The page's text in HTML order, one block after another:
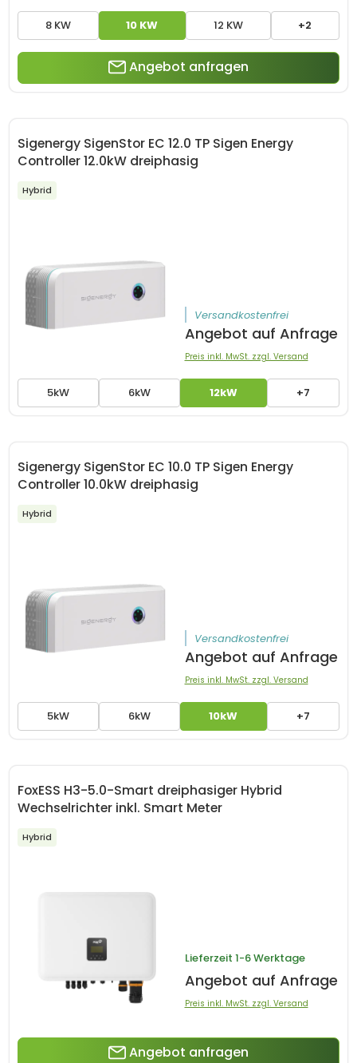
8 KW 10 KW 12 KW +2
Angebot anfragen
Sigenergy SigenStor EC 12.0 TP Sigen Energy
Controller 12.0kW dreiphasig
Hybrid
5kW 6kW 12kW +7
Versandkostenfrei
Angebot auf Anfrage
Preis inkl. MwSt. zzgl. Versand
Sigenergy SigenStor EC 10.0 TP Sigen Energy
Controller 10.0kW dreiphasig
Hybrid
5kW 6kW 10kW +7
Versandkostenfrei
Angebot auf Anfrage
Preis inkl. MwSt. zzgl. Versand
FoxESS H3-5.0-Smart dreiphasiger Hybrid
Wechselrichter inkl. Smart Meter
Hybrid
Lieferzeit 1-6 Werktage
Angebot auf Anfrage
Preis inkl. MwSt. zzgl. Versand
Angebot anfragen